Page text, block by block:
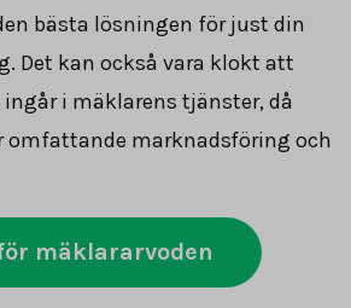
bästa lösningen för just din
Det kan också vara klokt att
i mäklarens tjänster, då
omfattande marknadsföring och
mäklararvoden